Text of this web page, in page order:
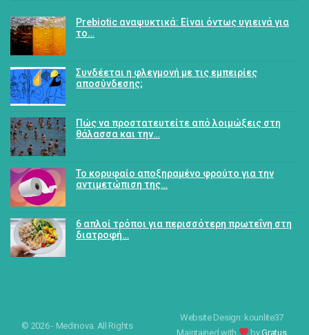
Prebiotic αναψυκτικά: Είναι όντως υγιεινά για
το…
Συνδέεται η φλεγμονή με τις εμπειρίες
αποσύνδεσης;
Πώς να προστατευτείτε από λοιμώξεις στη
θάλασσα και την…
Το κορυφαίο αποξηραμένο φρούτο για την
αντιμετώπιση της…
6 απλοί τρόποι για περισσότερη πρωτεΐνη στη
διατροφή…
© 2026 - Medinova. All Rights
Website Design: kounlite37
Maintained with
byGratus